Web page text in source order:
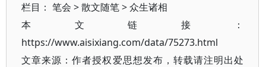
栏目： 笔会 >散文随笔>众生诸相
本文链接：
https://www.aisixiang.com/data/75273.html
文章来源：作者授权爱思想发布，转载请注明出处